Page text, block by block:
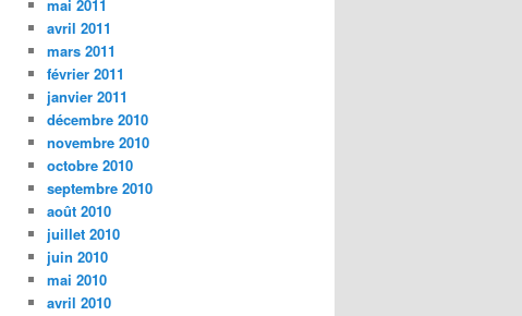
mai 2011
avril 2011
mars 2011
février 2011
janvier 2011
décembre 2010
novembre 2010
octobre 2010
septembre 2010
août 2010
juillet 2010
juin 2010
mai 2010
avril 2010